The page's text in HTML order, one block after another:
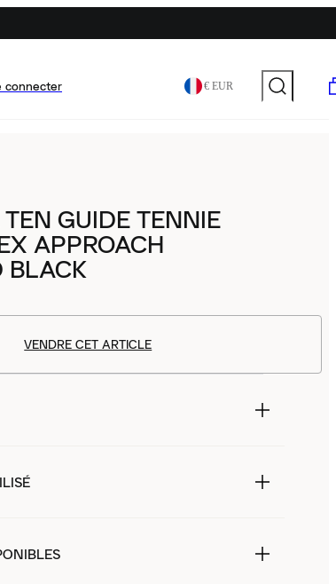
connecter € EUR
GUIDE TENNIE
APPROACH
BLACK
VENDRE CET ARTICLE